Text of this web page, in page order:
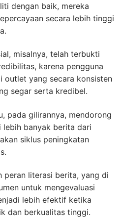
dengan baik, mereka
secara lebih tinggi
misalnya, telah terbukti
karena pengguna
outlet yang secara konsisten
segar serta kredibel.
pada gilirannya, mendorong
lebih banyak berita dari
siklus peningkatan
peran literasi berita, yang di
untuk mengevaluasi
lebih efektif ketika
dan berkualitas tinggi.